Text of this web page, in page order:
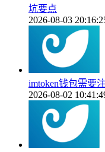
坑要点
2026-08-03
imtoken钱包需要
2026-08-02